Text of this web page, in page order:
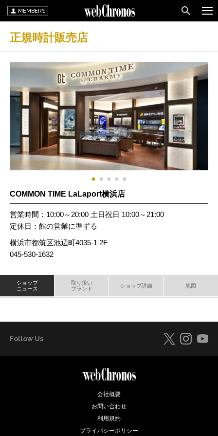
MEMBERS
正規時計販売店
COMMON TIME LaLaport横浜店
営業時間：10:00～20:00 土日祝日 10:00～21:00
定休日：館の営業に準ずる
横浜市都筑区池辺町4035-1 2F
045-530-1632
ショップ
ニュース
取り扱い
ブランド
ショップ詳細 地図
Follow Us
会社概要
お問い合わせ
利用規約
プライバシーポリシー